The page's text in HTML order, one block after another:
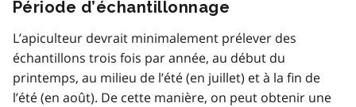
Période d’échantillonnage
L’apiculteur devrait minimalement prélever des
échantillons trois fois par année, au début du
printemps, au milieu de l’été (en juillet) et à la fin de
l’été (en août). De cette manière, on peut obtenir une